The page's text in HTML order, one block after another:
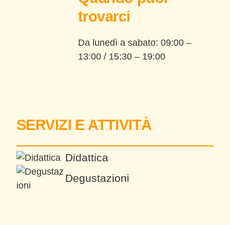
trovarci
Da lunedì a sabato: 09:00 –
13:00 / 15:30 – 19:00
SERVIZI E ATTIVITÀ
Didattica
Degustazioni